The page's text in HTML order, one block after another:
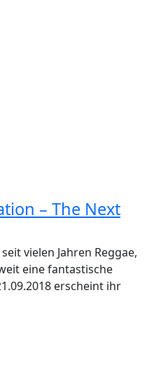
– The Next
vielen Jahren Reggae,
eine fantastische
erscheint ihr